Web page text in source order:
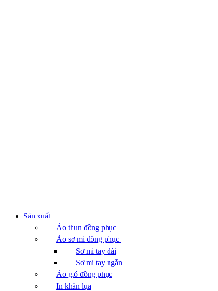
Sản xuất
Áo thun đồng phục
Áo sơ mi đồng phục
Sơ mi tay dài
Sơ mi tay ngắn
Áo gió đồng phục
In khăn lụa